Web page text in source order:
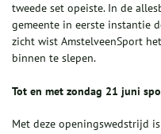
tweede set opeiste. In de
gemeente in eerste instantie
zicht wist AmstelveenSport
binnen te slepen.
Tot en met zondag 21 juni
Met deze openingswedstrijd